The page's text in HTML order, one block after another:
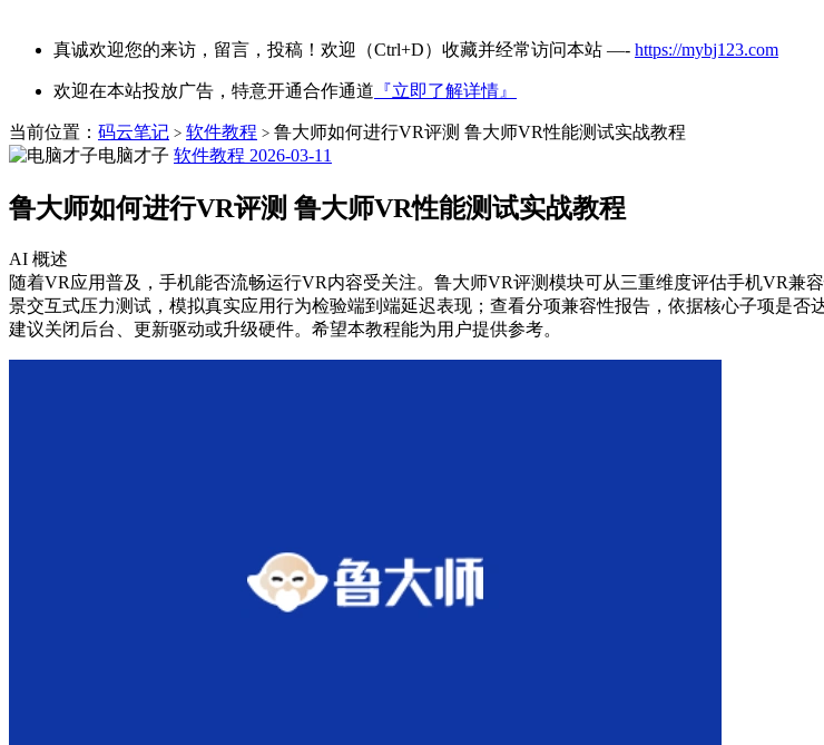
真诚欢迎您的来访，留言，投稿！欢迎（Ctrl+D）收藏并经常访问本站 —- https://mybj123.com
欢迎在本站投放广告，特意开通合作通道 『立即了解详情』
当前位置： 码云笔记 > 软件教程 > 鲁大师如何进行VR评测 鲁大师VR性能测试实战教程
电脑才子 软件教程 2026-03-11
鲁大师如何进行VR评测 鲁大师VR性能测试实战教程
AI 概述
随着VR应用普及，手机能否流畅运行VR内容受关注。鲁大师VR评测模块可从三重维度评估手机VR
景交互式压力测试，模拟真实应用行为检验端到端延迟表现；查看分项兼容性报告，依据核心子项是
建议关闭后台、更新驱动或升级硬件。希望本教程能为用户提供参考。